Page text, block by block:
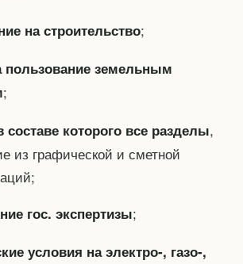
на строительство;
пользование земельным
;
составе которого все разделы,
из графической и сметной
гос. экспертизы;
условия на электро-, газо-,